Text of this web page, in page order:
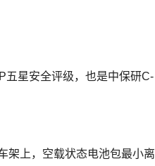
五星安全评级，也是中保研C-
架上，空载状态电池包最小离